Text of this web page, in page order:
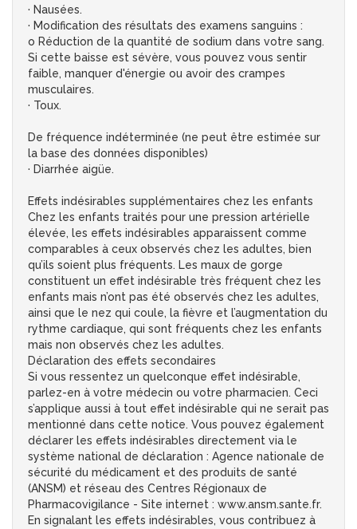
· Nausées.
· Modification des résultats des examens sanguins :
o Réduction de la quantité de sodium dans votre sang.
Si cette baisse est sévère, vous pouvez vous sentir
faible, manquer d'énergie ou avoir des crampes
musculaires.
· Toux.
De fréquence indéterminée (ne peut être estimée sur
la base des données disponibles)
· Diarrhée aigüe.
Effets indésirables supplémentaires chez les enfants
Chez les enfants traités pour une pression artérielle
élevée, les effets indésirables apparaissent comme
comparables à ceux observés chez les adultes, bien
qu’ils soient plus fréquents. Les maux de gorge
constituent un effet indésirable très fréquent chez les
enfants mais n’ont pas été observés chez les adultes,
ainsi que le nez qui coule, la fièvre et l’augmentation du
rythme cardiaque, qui sont fréquents chez les enfants
mais non observés chez les adultes.
Déclaration des effets secondaires
Si vous ressentez un quelconque effet indésirable,
parlez-en à votre médecin ou votre pharmacien. Ceci
s’applique aussi à tout effet indésirable qui ne serait pas
mentionné dans cette notice. Vous pouvez également
déclarer les effets indésirables directement via le
système national de déclaration : Agence nationale de
sécurité du médicament et des produits de santé
(ANSM) et réseau des Centres Régionaux de
Pharmacovigilance - Site internet : www.ansm.sante.fr.
En signalant les effets indésirables, vous contribuez à